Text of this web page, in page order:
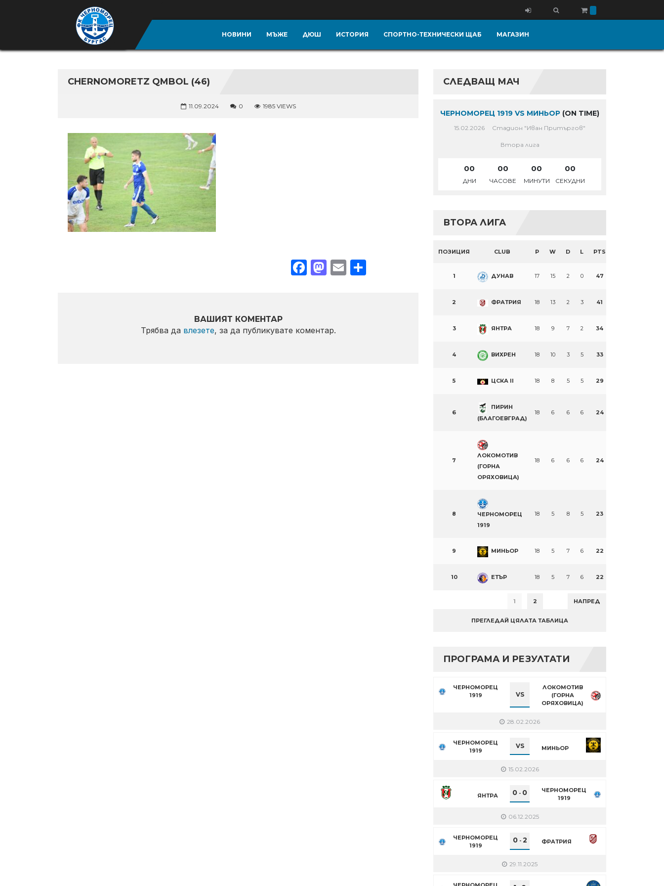
НОВИНИ МЪЖЕ ДЮШ ИСТОРИЯ СПОРТНО-ТЕХНИЧЕСКИ ЩАБ МАГАЗИН
CHERNOMORETZ QMBOL (46)
11.09.2024 0 1985 VIEWS
Facebook
Mastodon
EmailShare
ВАШИЯТ КОМЕНТАР
Трябва да влезете, за да публикувате коментар.
СЛЕДВАЩ МАЧ
ЧЕРНОМОРЕЦ 1919 VS МИНЬОР (ON TIME)
15.02.2026 Стадион "Иван Притъргов"
Втора лига
00
ДНИ
00
ЧАСОВЕ
00
МИНУТИ
00
СЕКУДНИ
ВТОРА ЛИГА
ПОЗИЦИЯ CLUB P W D L PTS
1 ДУНАВ 17 15 2 0 47
2 ФРАТРИЯ 18 13 2 3 41
3 ЯНТРА 18 9 7 2 34
4 ВИХРЕН 18 10 3 5 33
5 ЦСКА II 18 8 5 5 29
6
ПИРИН
(БЛАГОЕВГРАД)
18 6 6 6 24
7
ЛОКОМОТИВ
(ГОРНА
ОРЯХОВИЦА)
18 6 6 6 24
8
ЧЕРНОМОРЕЦ
1919
18 5 8 5 23
9 МИНЬОР 18 5 7 6 22
10 ЕТЪР 18 5 7 6 22
1 2 НАПРЕД
ПРЕГЛЕДАЙ ЦЯЛАТА ТАБЛИЦА
ПРОГРАМА И РЕЗУЛТАТИ
ЧЕРНОМОРЕЦ
1919
VS
ЛОКОМОТИВ
(ГОРНА
ОРЯХОВИЦА)
28.02.2026
ЧЕРНОМОРЕЦ
1919
VS МИНЬОР
15.02.2026
ЯНТРА 0 - 0
ЧЕРНОМОРЕЦ
1919
06.12.2025
ЧЕРНОМОРЕЦ
1919
0- 2 ФРАТРИЯ
29.11.2025